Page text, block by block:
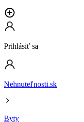
Prihlásiť sa
Nehnuteľnosti.sk
Byty